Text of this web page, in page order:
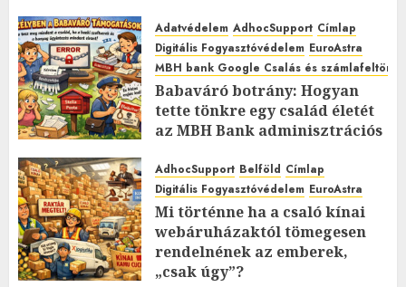
Adatvédelem AdhocSupport Címlap
Digitális Fogyasztóvédelem EuroAstra
MBH bank Google Csalás és
Babaváró botrány: Hogyan
tette tönkre egy család életét
az MBH Bank adminisztrációs
2026.MÁRCIUS.13. PÉNTEK.
AdhocSupport Belföld Címlap
Digitális Fogyasztóvédelem EuroAstra
Mi történne ha a csaló kínai
webáruházaktól tömegesen
rendelnének az emberek,
„csak úgy”?